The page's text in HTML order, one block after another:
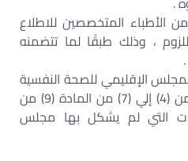
الأطباء المتخصصين للاطلاع
، وذلك طبقًا لما تتضمنه
الإقليمي للصحة النفسية
المنصوص عليها في البنود من (4) إلي (7) من المادة (9) من
التي لم يشكل بها مجلس